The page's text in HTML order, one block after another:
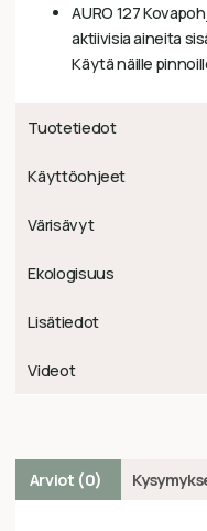
AURO 127
aktiivisia aineita
Käytä näille
Tuotetiedot
Käyttöohjeet
Värisävyt
Ekologisuus
Lisätiedot
Videot
Arviot (0)